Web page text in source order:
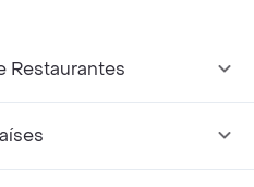
Restaurantes